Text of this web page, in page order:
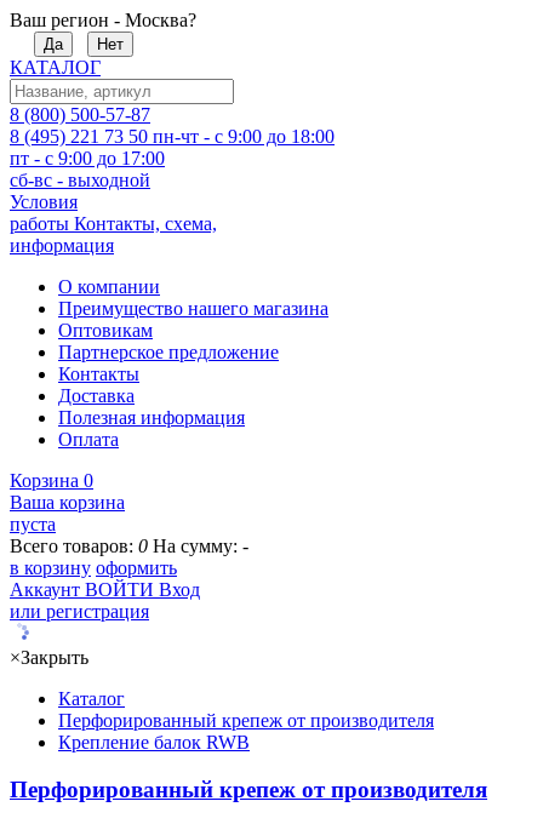
Ваш регион - Москва?
Да Нет
КАТАЛОГ
8 (800) 500-57-87
8 (495) 221 73 50 пн-чт - с 9:00 до 18:00
пт - с 9:00 до 17:00
сб-вс - выходной
Условия
работы Контакты, схема,
информация
О компании
Преимущество нашего магазина
Оптовикам
Партнерское предложение
Контакты
Доставка
Полезная информация
Оплата
Корзина 0
Ваша корзина
пуста
Всего товаров: 0 На сумму: -
в корзину оформить
Аккаунт ВОЙТИ Вход
или регистрация
×Закрыть
Каталог
Перфорированный крепеж от производителя
Крепление балок RWB
Перфорированный крепеж от производителя